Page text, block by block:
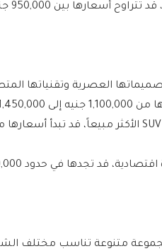
بين 950,000 جنيه و1,150,000 جنيه مصري.
العصرية وتقنياتها
جنيه مصري.
قد تجدها في حدود 850,000 جنيه إلى 1,000,000 جنيه مصري.
مجموعة متنوعة تناسب مختلف